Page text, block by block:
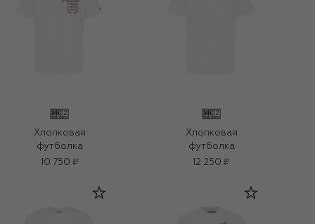
Хлопковая
футболка
10 750 ₽
Хлопковая
футболка
12 250 ₽